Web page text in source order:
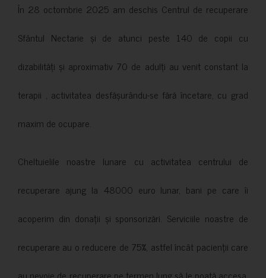
În 28 octombrie 2025 am deschis Centrul de recuperare
Sfântul Nectarie și de atunci peste 140 de copii cu
dizabilități și aproximativ 70 de adulți au venit constant la
terapii , activitatea desfășurându-se fără încetare, cu grad
maxim de ocupare.
Cheltuielile noastre lunare cu activitatea centrului de
recuperare ajung la 48000 euro lunar, bani pe care îi
acoperim din donații și sponsorizări. Serviciile noastre de
recuperare au o reducere de 75%, astfel încât pacienții care
au nevoie de recuperare pe termen lung să le poată accesa.